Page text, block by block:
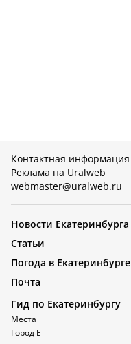
Контактная информация
Реклама на Uralweb
webmaster@uralweb.ru
Новости Екатеринбурга
Статьи
Погода в Екатеринбурге
Почта
Гид по Екатеринбургу
Места
Город Е